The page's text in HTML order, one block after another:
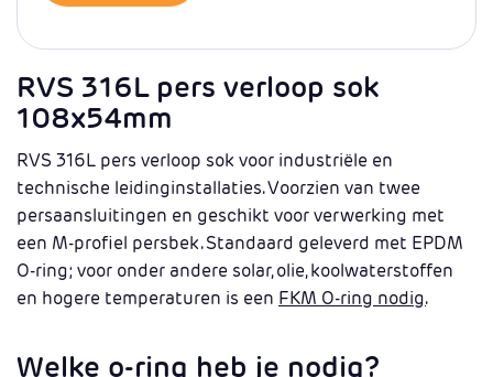
RVS 316L pers verloop sok
108x54mm
RVS 316L pers verloop sok voor industriële en
technische leidinginstallaties. Voorzien van twee
persaansluitingen en geschikt voor verwerking met
een M-profiel persbek. Standaard geleverd met EPDM
O-ring; voor onder andere solar, olie, koolwaterstoffen
en hogere temperaturen is een FKM O-ring nodig.
Welke o-ring heb je nodig?